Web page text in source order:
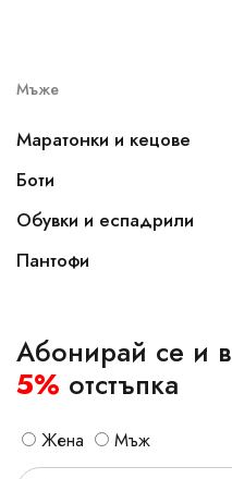
Мъже
Маратонки и кецове
Боти
Обувки и еспадрили
Пантофи
Абонирай се и
5% отстъпка
Жена Мъж